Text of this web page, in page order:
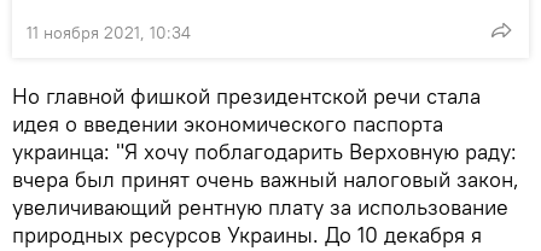
11 ноября 2021, 10:34
Но главной фишкой президентской речи стала
идея о введении экономического паспорта
украинца: "Я хочу поблагодарить Верховную раду:
вчера был принят очень важный налоговый закон,
увеличивающий рентную плату за использование
природных ресурсов Украины. До 10 декабря я